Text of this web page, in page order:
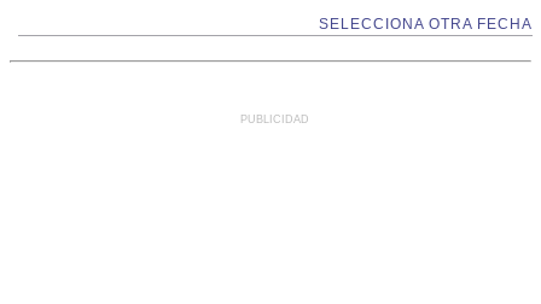
SELECCIONA OTRA FECHA
PUBLICIDAD